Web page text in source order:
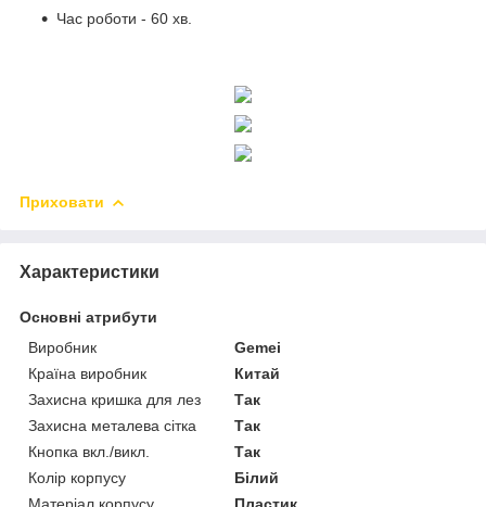
Час роботи - 60 хв.
Приховати
Характеристики
Основні атрибути
Виробник
Gemei
Країна виробник
Китай
Захисна кришка для лез
Так
Захисна металева сітка
Так
Кнопка вкл./викл.
Так
Колір корпусу
Білий